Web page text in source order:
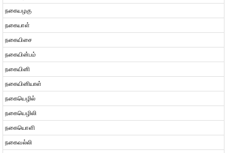
நகையழகு
நகையாள்
நகையிசை
நகையின்பம்
நகையினி
நகையினியாள்
நகையெழில்
நகையெழிலி
நகையொளி
நகைவல்லி